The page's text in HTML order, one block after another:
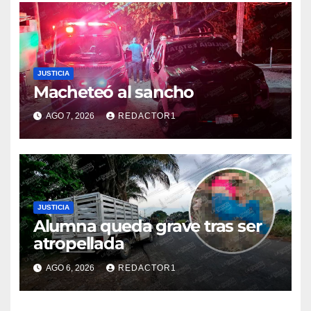
JUSTICIA
Macheteó al sancho
AGO 7, 2026 REDACTOR1
JUSTICIA
Alumna queda grave tras ser
atropellada
AGO 6, 2026 REDACTOR1